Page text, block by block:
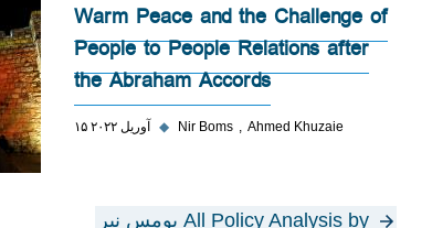
Warm Peace and the Challenge of
People to People Relations after
the Abraham Accords
۱۵ آوریل ۲۰۲۲ ◆ Nir Boms Ahmed Khuzaie
All Policy Analysis by بومس نیر